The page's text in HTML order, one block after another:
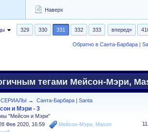
Наверх
329 330 331 332 333 вперед»
Обратно в Санта-Барбара |
тегами Мейсон-Мэри,
→
Санта-Барбара | Santa
и Мэри - 3
"Мейсон и Мэри"
Фев 2020, 16:59 Мейсон-Мэри Mason